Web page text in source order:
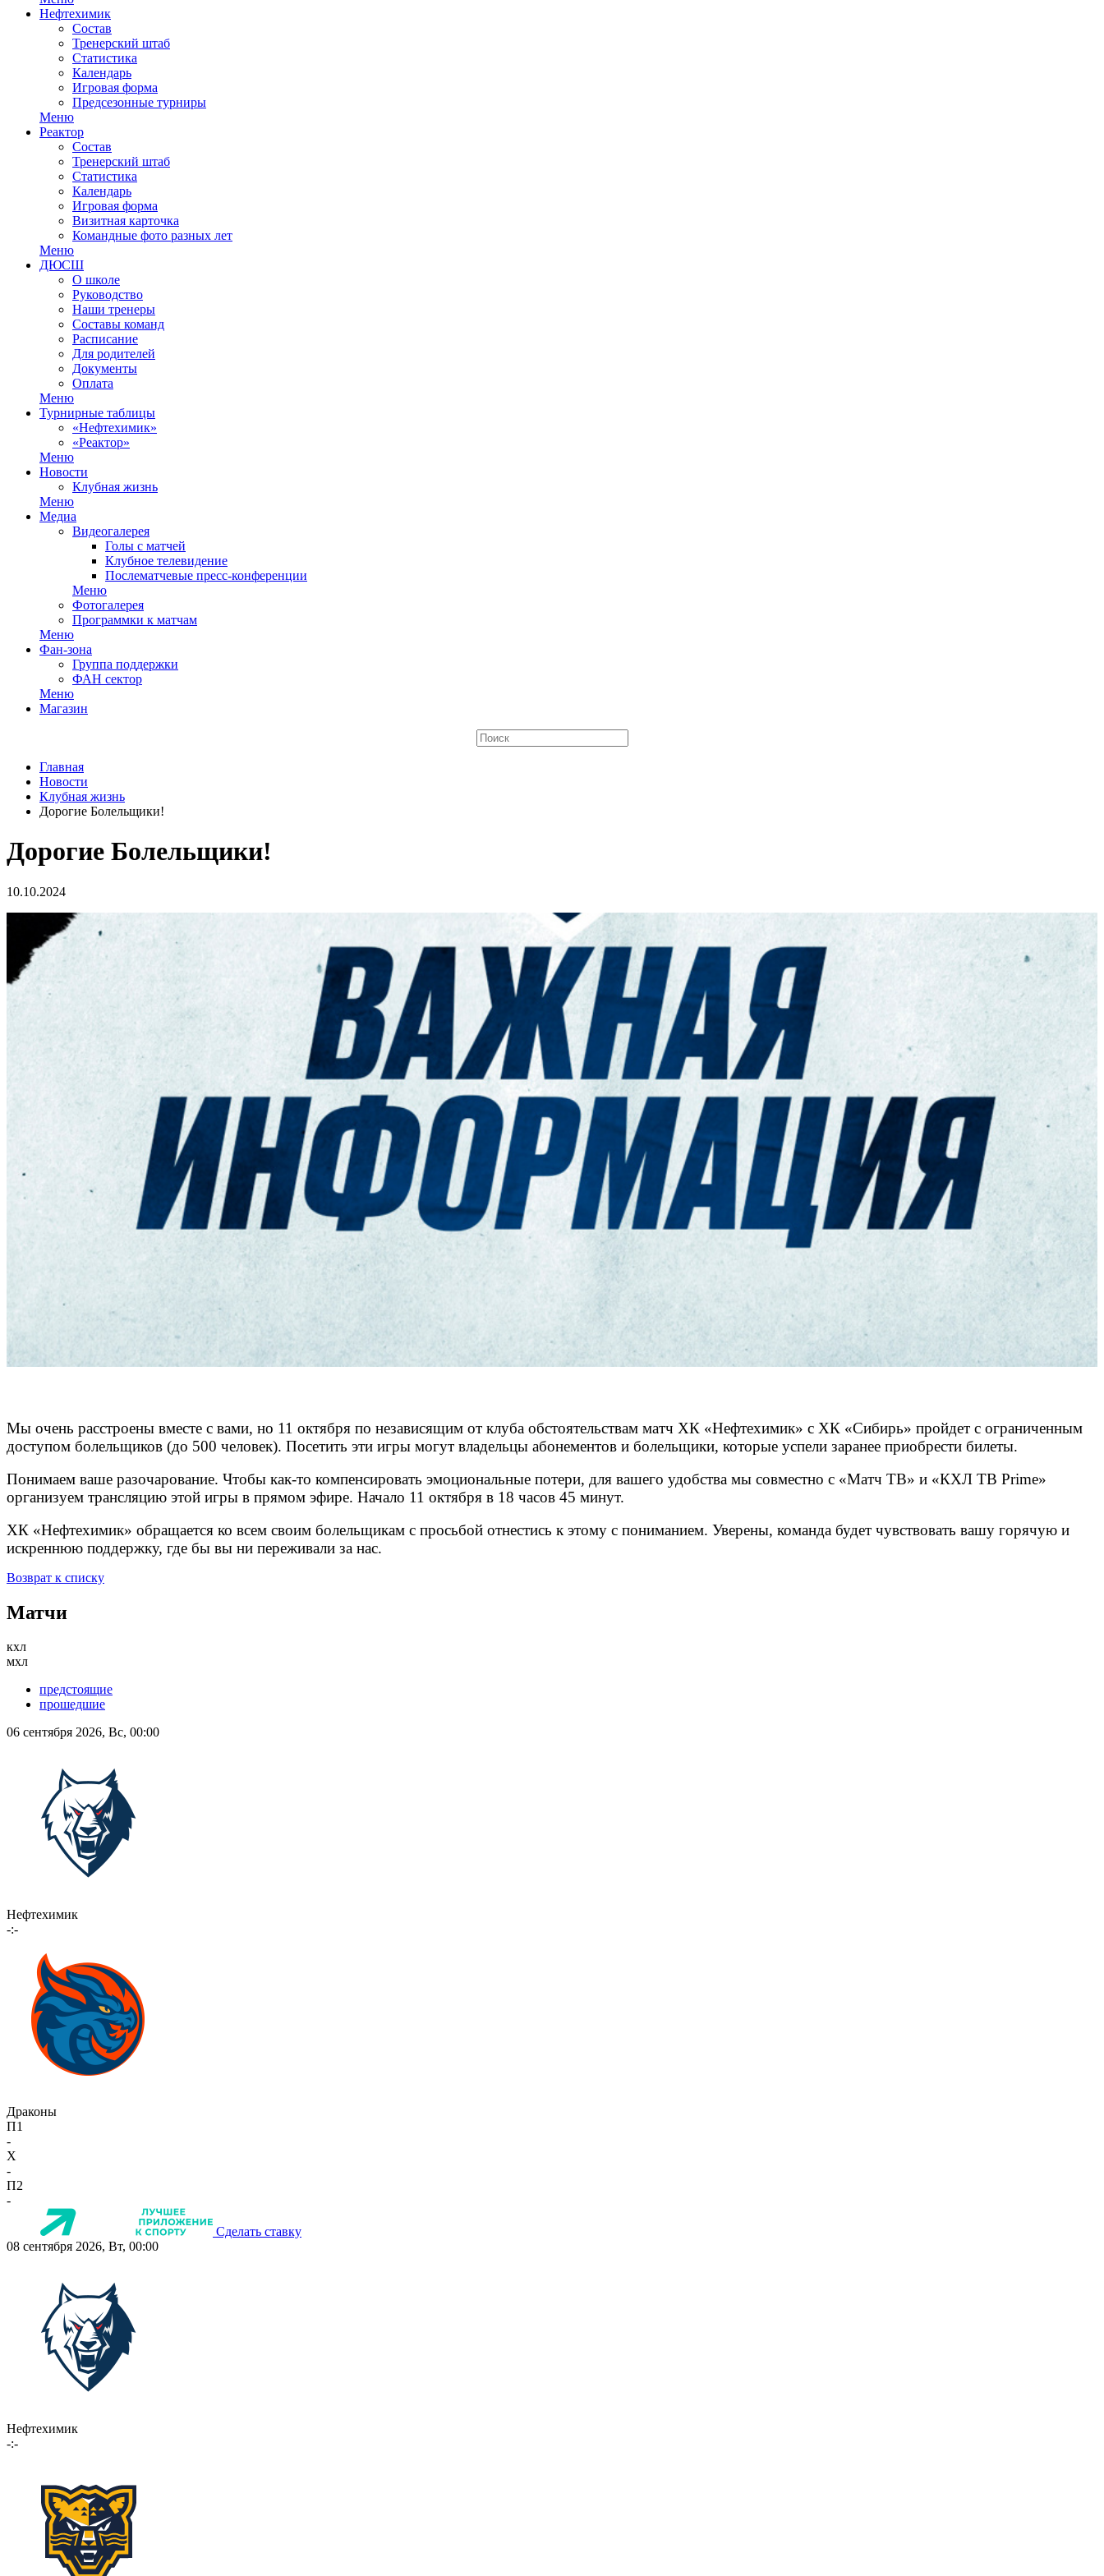
Нефтехимик
Состав
Тренерский штаб
Статистика
Календарь
Игровая форма
Предсезонные турниры
Меню
Реактор
Состав
Тренерский штаб
Статистика
Календарь
Игровая форма
Визитная карточка
Командные фото разных лет
Меню
ДЮСШ
О школе
Руководство
Наши тренеры
Составы команд
Расписание
Для родителей
Документы
Оплата
Меню
Турнирные таблицы
«Нефтехимик»
«Реактор»
Меню
Новости
Клубная жизнь
Меню
Медиа
Видеогалерея
Голы с матчей
Клубное телевидение
Послематчевые пресс-конференции
Меню
Фотогалерея
Программки к матчам
Меню
Фан-зона
Группа поддержки
ФАН сектор
Меню
Магазин
Главная
Новости
Клубная жизнь
Дорогие Болельщики!
Дорогие Болельщики!
10.10.2024
Мы очень расстроены вместе с вами, но 11 октября по независящим от клуба обстоятельствам матч ХК «Нефтехимик» с ХК «Сибирь» пройдет с ограниченным
доступом болельщиков (до 500 человек). Посетить эти игры могут владельцы абонементов и болельщики, которые успели заранее приобрести билеты.
Понимаем ваше разочарование. Чтобы как-то компенсировать эмоциональные потери, для вашего удобства мы совместно с «Матч ТВ» и «КХЛ ТВ Prime»
организуем трансляцию этой игры в прямом эфире. Начало 11 октября в 18 часов 45 минут.
ХК «Нефтехимик» обращается ко всем своим болельщикам с просьбой отнестись к этому с пониманием. Уверены, команда будет чувствовать вашу горячую и
искреннюю поддержку, где бы вы ни переживали за нас.
Возврат к списку
Матчи
кхл
мхл
предстоящие
прошедшие
06 сентября 2026, Вс, 00:00
Нефтехимик
-:-
Драконы
П1
-
X
-
П2
-
Сделать ставку
08 сентября 2026, Вт, 00:00
Нефтехимик
-:-